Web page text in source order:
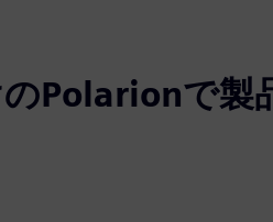
Polarionで製